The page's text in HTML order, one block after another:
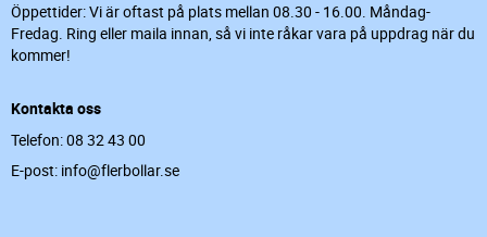
Öppettider: Vi är oftast på plats mellan 08.30 - 16.00. Måndag-
Fredag. Ring eller maila innan, så vi inte råkar vara på uppdrag när du
kommer!
Kontakta oss
Telefon: 08 32 43 00
E-post: info@flerbollar.se